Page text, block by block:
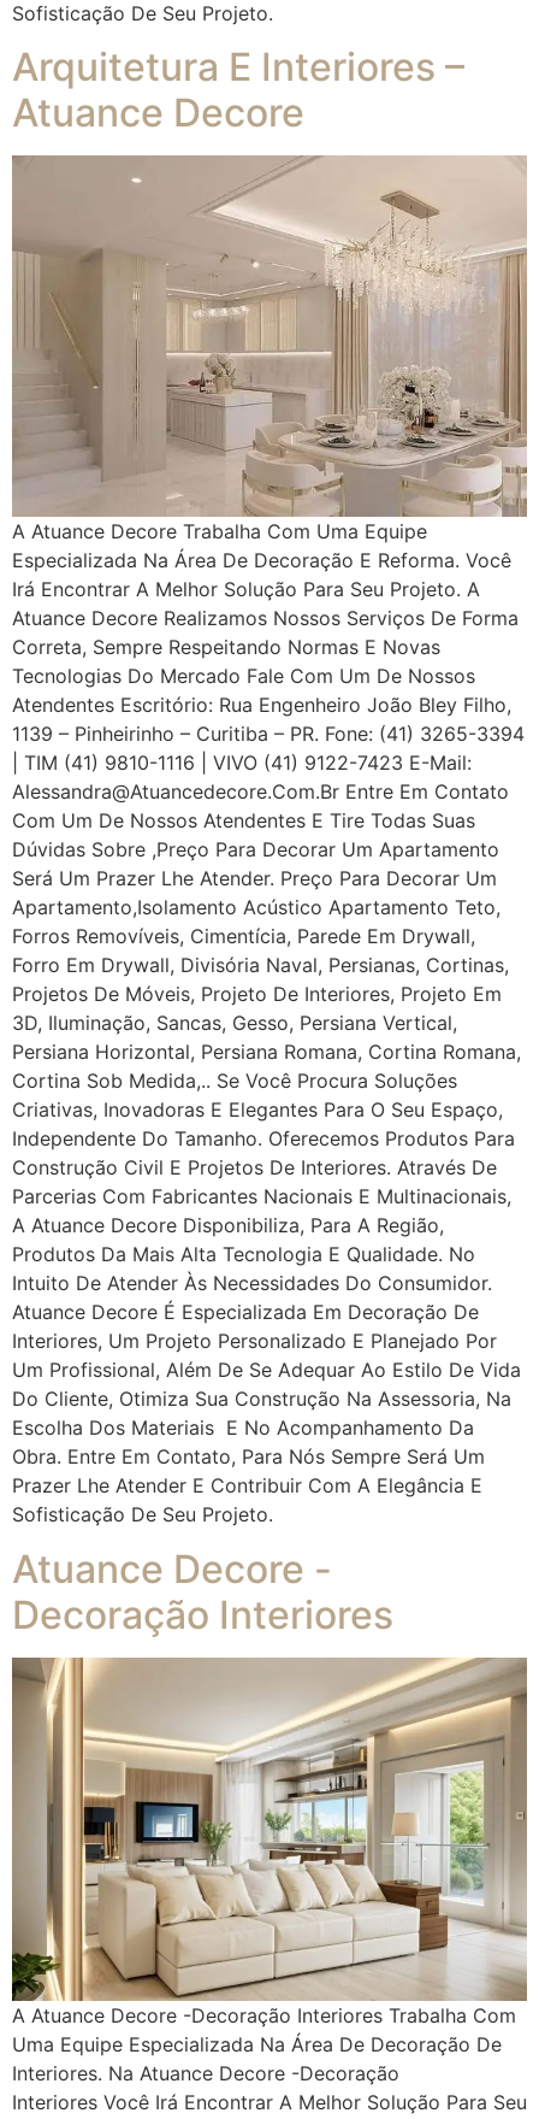
Sofisticação De Seu Projeto.
Arquitetura E Interiores –
Atuance Decore
A Atuance Decore Trabalha Com Uma Equipe
Especializada Na Área De Decoração E Reforma. Você
Irá Encontrar A Melhor Solução Para Seu Projeto. A
Atuance Decore Realizamos Nossos Serviços De Forma
Correta, Sempre Respeitando Normas E Novas
Tecnologias Do Mercado Fale Com Um De Nossos
Atendentes Escritório: Rua Engenheiro João Bley Filho,
1139 – Pinheirinho – Curitiba – PR. Fone: (41) 3265-3394
| TIM (41) 9810-1116 | VIVO (41) 9122-7423 E-Mail:
Alessandra@atuancedecore.com.br Entre Em Contato
Com Um De Nossos Atendentes E Tire Todas Suas
Dúvidas Sobre ,Preço Para Decorar Um Apartamento
Será Um Prazer Lhe Atender. Preço Para Decorar Um
Apartamento,Isolamento Acústico Apartamento Teto,
Forros Removíveis, Cimentícia, Parede Em Drywall,
Forro Em Drywall, Divisória Naval, Persianas, Cortinas,
Projetos De Móveis, Projeto De Interiores, Projeto Em
3D, Iluminação, Sancas, Gesso, Persiana Vertical,
Persiana Horizontal, Persiana Romana, Cortina Romana,
Cortina Sob Medida,.. Se Você Procura Soluções
Criativas, Inovadoras E Elegantes Para O Seu Espaço,
Independente Do Tamanho. Oferecemos Produtos Para
Construção Civil E Projetos De Interiores. Através De
Parcerias Com Fabricantes Nacionais E Multinacionais,
A Atuance Decore Disponibiliza, Para A Região,
Produtos Da Mais Alta Tecnologia E Qualidade. No
Intuito De Atender Às Necessidades Do Consumidor.
Atuance Decore É Especializada Em Decoração De
Interiores, Um Projeto Personalizado E Planejado Por
Um Profissional, Além De Se Adequar Ao Estilo De Vida
Do Cliente, Otimiza Sua Construção Na Assessoria, Na
Escolha Dos Materiais E No Acompanhamento Da
Obra. Entre Em Contato, Para Nós Sempre Será Um
Prazer Lhe Atender E Contribuir Com A Elegância E
Sofisticação De Seu Projeto.
Atuance Decore -
Decoração Interiores
A Atuance Decore -Decoração Interiores Trabalha Com
Uma Equipe Especializada Na Área De Decoração De
Interiores. Na Atuance Decore -Decoração
Interiores Você Irá Encontrar A Melhor Solução Para Seu